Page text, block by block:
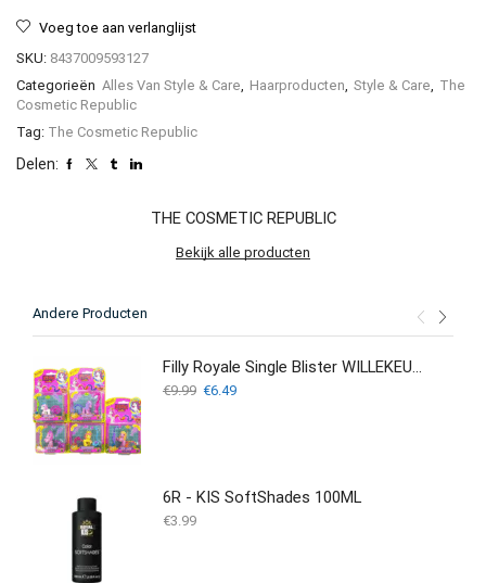
Voeg toe aan verlanglijst
SKU: 8437009593127
Categorieën Alles Van Style & Care, Haarproducten, Style & Care, The
Cosmetic Republic
Tag: The Cosmetic Republic
Delen:
THE COSMETIC REPUBLIC
Bekijk alle producten
Andere Producten
Filly Royale Single Blister WILLEKEURIG VERZONDEN
€9.99 Oorspronkelijke
€6.49Huidige
6R - KIS SoftShades 100ML
€3.99